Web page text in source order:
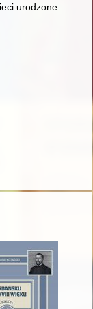
do badań nad
urodzone